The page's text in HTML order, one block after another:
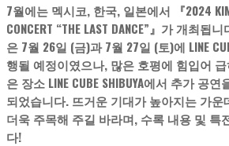
7월에는 멕시코, 한국, 일본에서 『2024 KIM
CONCERT “THE LAST DANCE”』가 개최됩
은 7월 26일 (금)과 7월 27일 (토)에 LINE
행될 예정이였으나, 많은 호평에 힘입어
은 장소 LINE CUBE SHIBUYA에서 추가 공
되었습니다. 뜨거운 기대가 높아지는 가운
더욱 주목해 주길 바라며, 수록 내용 및 특
다!